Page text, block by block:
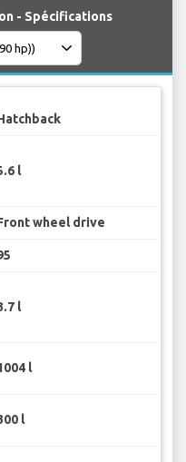
- Spécifications
l
wheel drive
l
l
l